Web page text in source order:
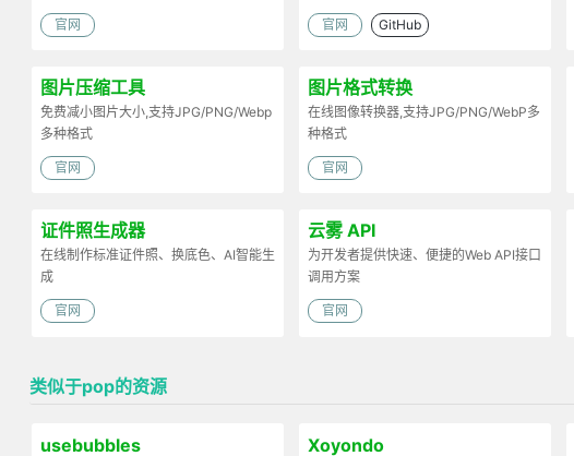
官网 官网 GitHub
图片压缩工具
免费减小图片大小,支持JPG/PNG/Webp
多种格式
官网
图片格式转换
在线图像转换器,支持JPG/PNG/WebP多
种格式
官网
证件照生成器
在线制作标准证件照、换底色、AI智能生
成
官网
云雾 API
为开发者提供快速、便捷的Web API接口
调用方案
官网
类似于pop的资源
usebubbles Xoyondo